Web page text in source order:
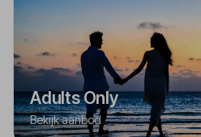
Adults Only
Bekijk aanbod